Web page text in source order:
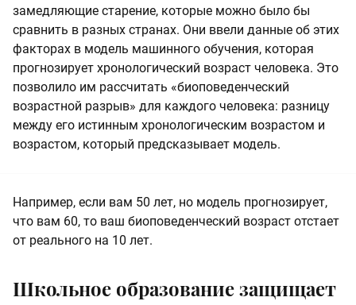
замедляющие старение, которые можно было бы
сравнить в разных странах. Они ввели данные об этих
факторах в модель машинного обучения, которая
прогнозирует хронологический возраст человека. Это
позволило им рассчитать «биоповеденческий
возрастной разрыв» для каждого человека: разницу
между его истинным хронологическим возрастом и
возрастом, который предсказывает модель.
Например, если вам 50 лет, но модель прогнозирует,
что вам 60, то ваш биоповеденческий возраст отстает
от реального на 10 лет.
Школьное образование защищает